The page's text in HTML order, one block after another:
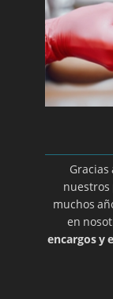
Prótesis
Prótesis
Prótesis
Prótesis
Prótesis
Prótesis
Prótesis
Prótesis
Gracias
nuestros
muchos
en
encargos y